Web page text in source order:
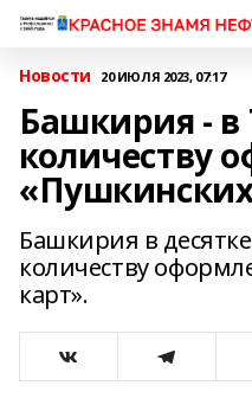
Новости 20 ИЮЛЯ 2023, 07:17
Башкирия - в
количеству
Башкирия в
количеству
карт».